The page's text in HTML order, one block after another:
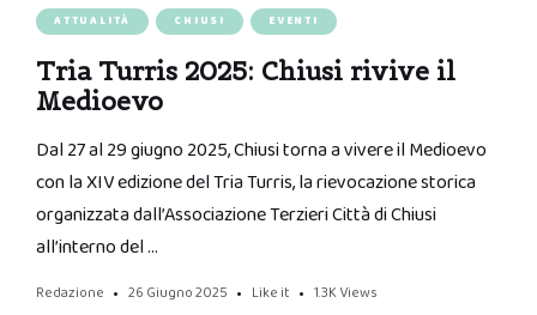
ATTUALITÀ CHIUSI EVENTI
Tria Turris 2025: Chiusi rivive il
Medioevo
Dal 27 al 29 giugno 2025, Chiusi torna a vivere il Medioevo
con la XIV edizione del Tria Turris, la rievocazione storica
organizzata dall’Associazione Terzieri Città di Chiusi
all’interno del …
Redazione 26 Giugno 2025 Like it 1.3K Views